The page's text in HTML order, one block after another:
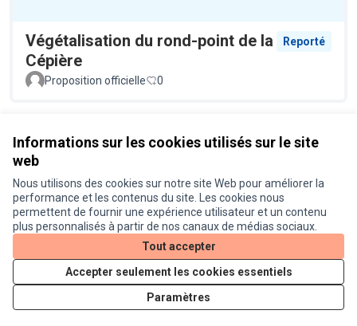
Informations sur les cookies utilisés sur le site
web
Nous utilisons des cookies sur notre site Web pour améliorer la
performance et les contenus du site. Les cookies nous
permettent de fournir une expérience utilisateur et un contenu
plus personnalisés à partir de nos canaux de médias sociaux.
Tout accepter
Accepter seulement les cookies essentiels
Paramètres
Végétalisation du rond-point de la
Cépière
Reporté
Proposition officielle 0
Conditions d'utilisation
Paramètres des cookies
Je participe ! sur X
(Lien externe)
Je participe ! sur Facebook
Je participe ! sur Instagram
Site réalisé grâce aulogiciel libre Decidim .
Licence
(Lien